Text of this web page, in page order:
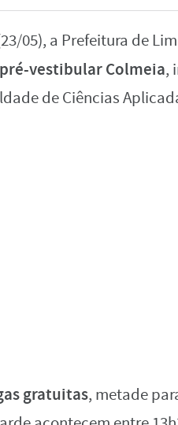
05), a Prefeitura de
vestibular Colmeia,
de Ciências
gratuitas, metade